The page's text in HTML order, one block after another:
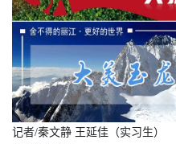
记者/秦文静 王延佳（实习生）